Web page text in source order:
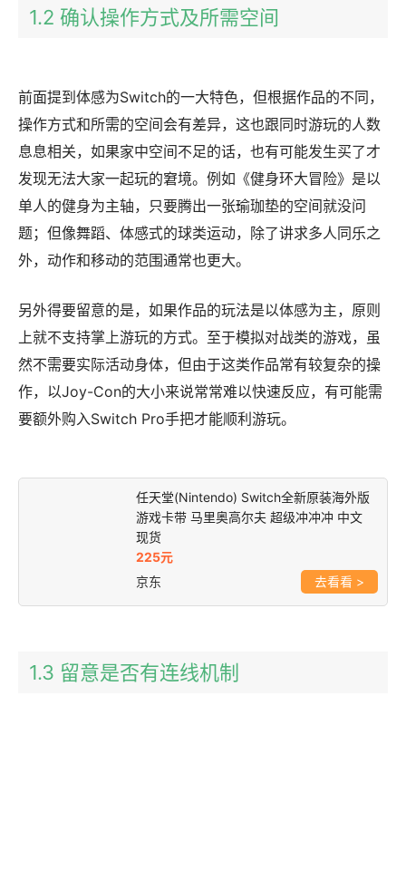
1.2 确认操作方式及所需空间
前面提到体感为Switch的一大特色，但根据作品的不同，
操作方式和所需的空间会有差异，这也跟同时游玩的人数
息息相关，如果家中空间不足的话，也有可能发生买了才
发现无法大家一起玩的窘境。例如《健身环大冒险》是以
单人的健身为主轴，只要腾出一张瑜珈垫的空间就没问
题；但像舞蹈、体感式的球类运动，除了讲求多人同乐之
外，动作和移动的范围通常也更大。
另外得要留意的是，如果作品的玩法是以体感为主，原则
上就不支持掌上游玩的方式。至于模拟对战类的游戏，虽
然不需要实际活动身体，但由于这类作品常有较复杂的操
作，以Joy-Con的大小来说常常难以快速反应，有可能需
要额外购入Switch Pro手把才能顺利游玩。
任天堂(Nintendo) Switch全新原装海外版
游戏卡带 马里奥高尔夫 超级冲冲冲 中文
现货
225元
京东
>
1.3 留意是否有连线机制